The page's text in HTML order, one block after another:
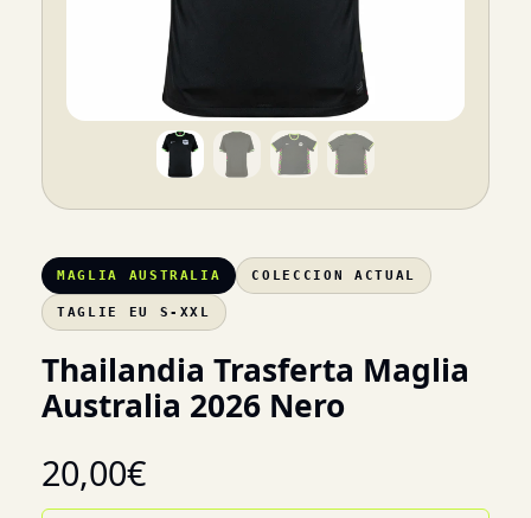
MAGLIA AUSTRALIA COLECCION ACTUAL
TAGLIE EU S-XXL
Thailandia Trasferta Maglia
Australia 2026 Nero
20,00€